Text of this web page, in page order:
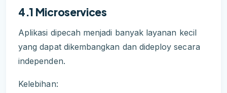
4.1 Microservices
Aplikasi dipecah menjadi banyak layanan kecil
yang dapat dikembangkan dan dideploy secara
independen.
Kelebihan: